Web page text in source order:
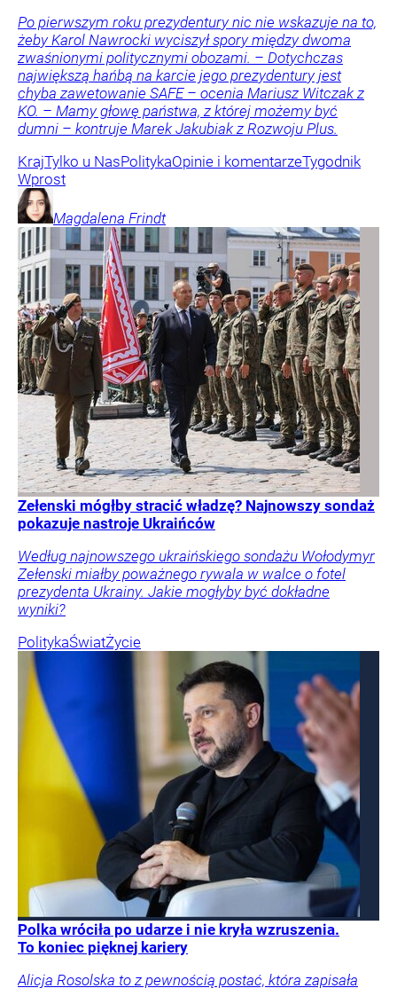
Po pierwszym roku prezydentury nic nie wskazuje na to,
żeby Karol Nawrocki wyciszył spory między dwoma
zwaśnionymi politycznymi obozami. – Dotychczas
największą hańbą na karcie jego prezydentury jest
chyba zawetowanie SAFE – ocenia Mariusz Witczak z
KO. – Mamy głowę państwa, z której możemy być
dumni – kontruje Marek Jakubiak z Rozwoju Plus.
KrajTylko u NasPolitykaOpinie i komentarzeTygodnik
Wprost
Magdalena Frindt
Zełenski mógłby stracić władzę? Najnowszy sondaż
pokazuje nastroje Ukraińców
Według najnowszego ukraińskiego sondażu Wołodymyr
Zełenski miałby poważnego rywala w walce o fotel
prezydenta Ukrainy. Jakie mogłyby być dokładne
wyniki?
PolitykaŚwiatŻycie
Polka wróciła po udarze i nie kryła wzruszenia.
To koniec pięknej kariery
Alicja Rosolska to z pewnością postać, która zapisała